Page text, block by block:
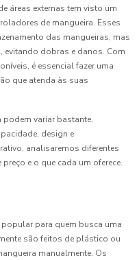
áreas externas tem visto um
de mangueira. Esses
das mangueiras, mas
dobras e danos. Com
é essencial fazer uma
que atenda às suas
variar bastante,
design e
analisaremos diferentes
e o que cada um oferece.
para quem busca uma
são feitos de plástico ou
manualmente. Os